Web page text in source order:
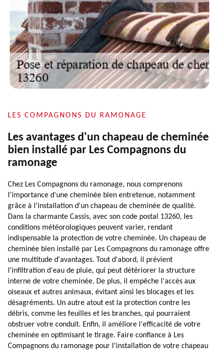
LES COMPAGNONS DU RAMONAGE
Les avantages d'un chapeau de cheminée
bien installé par Les Compagnons du
ramonage
Chez Les Compagnons du ramonage, nous comprenons
l'importance d'une cheminée bien entretenue, notamment
grâce à l'installation d'un chapeau de cheminée de qualité.
Dans la charmante Cassis, avec son code postal 13260, les
conditions météorologiques peuvent varier, rendant
indispensable la protection de votre cheminée. Un chapeau de
cheminée bien installé par Les Compagnons du ramonage offre
une multitude d'avantages. Tout d'abord, il prévient
l'infiltration d'eau de pluie, qui peut détériorer la structure
interne de votre cheminée. De plus, il empêche l'accès aux
oiseaux et autres animaux, évitant ainsi les blocages et les
désagréments. Un autre atout est la protection contre les
débris, comme les feuilles et les branches, qui pourraient
obstruer votre conduit. Enfin, il améliore l'efficacité de votre
cheminée en optimisant le tirage. Faire confiance à Les
Compagnons du ramonage pour l'installation de votre chapeau